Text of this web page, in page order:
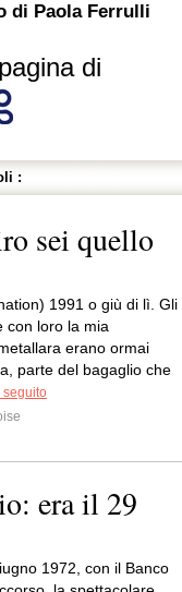
di Paola Ferrulli
di
:
sei quello
1991 o giù di lì. Gli
con loro la mia
erano ormai
parte del bagaglio che
seguito
era il 29
1972, con il Banco